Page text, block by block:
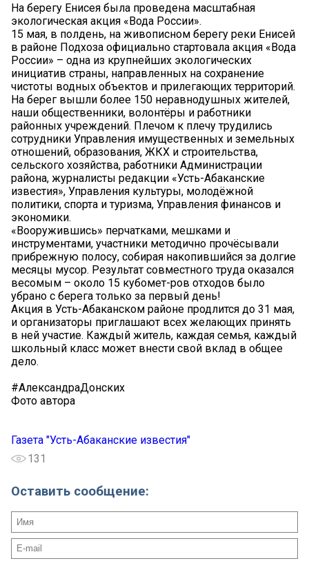
На берегу Енисея была проведена масштабная
экологическая акция «Вода России».
15 мая, в полдень, на живописном берегу реки Енисей
в районе Подхоза официально стартовала акция «Вода
России» – одна из крупнейших экологических
инициатив страны, направленных на сохранение
чистоты водных объектов и прилегающих территорий.
На берег вышли более 150 неравнодушных жителей,
наши общественники, волонтёры и работники
районных учреждений. Плечом к плечу трудились
сотрудники Управления имущественных и земельных
отношений, образования, ЖКХ и строительства,
сельского хозяйства, работники Администрации
района, журналисты редакции «Усть-Абаканские
известия», Управления культуры, молодёжной
политики, спорта и туризма, Управления финансов и
экономики.
«Вооружившись» перчатками, мешками и
инструментами, участники методично прочёсывали
прибрежную полосу, собирая накопившийся за долгие
месяцы мусор. Результат совместного труда оказался
весомым – около 15 кубомет-ров отходов было
убрано с берега только за первый день!
Акция в Усть-Абаканском районе продлится до 31 мая,
и организаторы приглашают всех желающих принять
в ней участие. Каждый житель, каждая семья, каждый
школьный класс может внести свой вклад в общее
дело.
#АлександраДонских
Фото автора
Газета "Усть-Абаканские известия"
131
Оставить сообщение: